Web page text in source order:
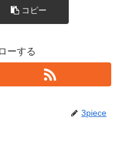
コピー
ーする
3piece